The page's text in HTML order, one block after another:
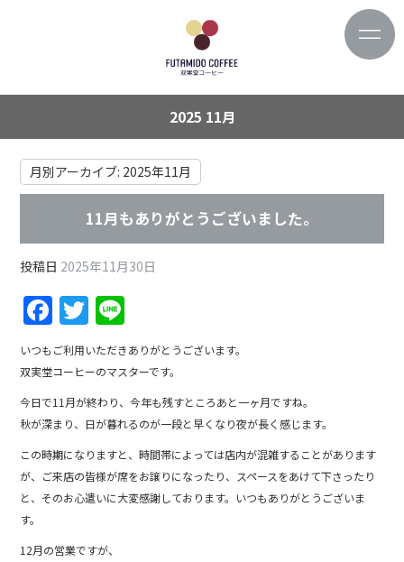
2025 11月
月別アーカイブ: 2025年11月
11月もありがとうございました。
投稿日 2025年11月30日
F
a
c
e
b
o
o
k
T
w
itt
er
n
e
いつもご利用いただきありがとうございます。
双実堂コーヒーのマスターです。
今日で11月が終わり、今年も残すところあと一ヶ月ですね。
秋が深まり、日が暮れるのが一段と早くなり夜が長く感じます。
この時期になりますと、時間帯によっては店内が混雑することがあります
が、ご来店の皆様が席をお譲りになったり、スペースをあけて下さったり
と、そのお心遣いに大変感謝しております。いつもありがとうございま
す。
12月の営業ですが、